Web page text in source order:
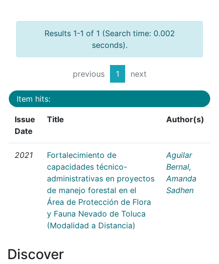
Results 1-1 of 1 (Search time: 0.002
seconds).
previous 1 next
Item hits:
Issue
Date
Title Author(s)
2021
Fortalecimiento de
capacidades técnico-
administrativas en proyectos
de manejo forestal en el
Área de Protección de Flora
y Fauna Nevado de Toluca
(Modalidad a Distancia)
Aguilar
Bernal,
Amanda
Sadhen
Discover